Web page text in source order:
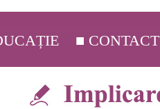
■ CONTACT